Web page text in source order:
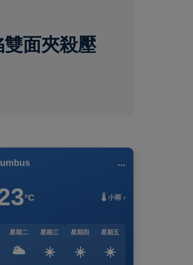
面夾殺壓
...
°C 🌡️ 小雨 ›
星期二
🌥️
星期三
☀️
星期四
☀️
星期五
☀️